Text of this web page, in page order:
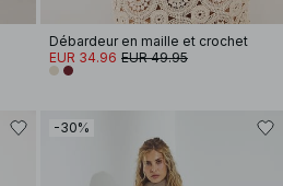
Débardeur en maille et crochet
EUR 34.96 EUR 49.95
-30%